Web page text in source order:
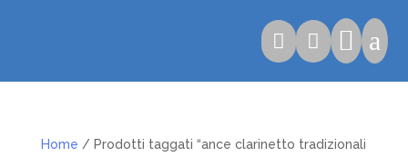
   a
Home / Prodotti taggati “ance clarinetto tradizionali